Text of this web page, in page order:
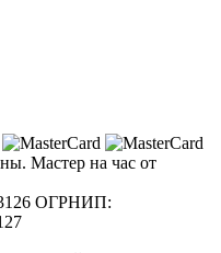
Мастер на час от
ОГРНИП: